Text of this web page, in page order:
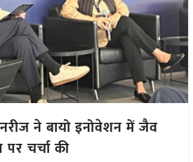
ने बायो इनोवेशन में जैव
चर्चा की